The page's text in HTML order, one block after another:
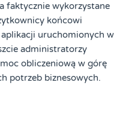
faktycznie wykorzystane
końcowi
aplikacji uruchomionych w
administratorzy
obliczeniową w górę
potrzeb biznesowych.